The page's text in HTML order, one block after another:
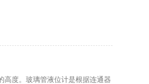
高度。玻璃管液位计是根据连通器